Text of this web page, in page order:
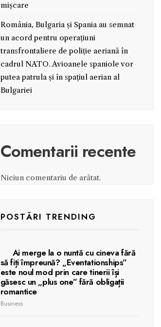
mișcare
România, Bulgaria și Spania au semnat
un acord pentru operațiuni
transfrontaliere de poliție aeriană în
cadrul NATO. Avioanele spaniole vor
putea patrula și în spațiul aerian al
Bulgariei
Comentarii recente
Niciun comentariu de arătat.
POSTĂRI TRENDING
Ai merge la o nuntă cu cineva fără
să fiți împreună? „Eventationships”
este noul mod prin care tinerii își
găsesc un „plus one” fără obligații
romantice
Business